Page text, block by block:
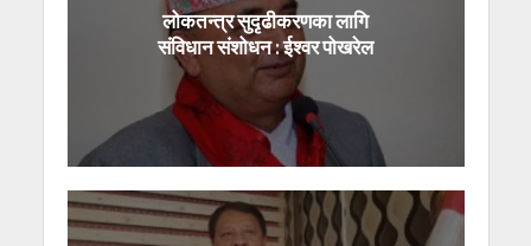
लोकतन्त्र सुदृढीकरणका लागि
संविधान संशोधन : ईश्वर पोखरेल